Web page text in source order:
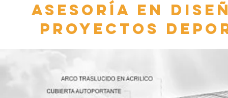
asesoría en
proyectos